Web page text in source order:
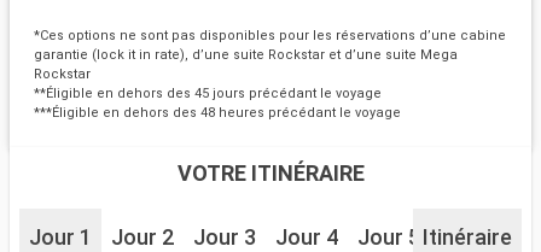
*Ces options ne sont pas disponibles pour les réservations d’une cabine
garantie (lock it in rate), d’une suite Rockstar et d’une suite Mega
Rockstar
**Éligible en dehors des 45 jours précédant le voyage
***Éligible en dehors des 48 heures précédant le voyage
VOTRE ITINÉRAIRE
Jour 1 Jour 2 Jour 3 Jour 4 Jour 5 Jour 6
Itinéraire